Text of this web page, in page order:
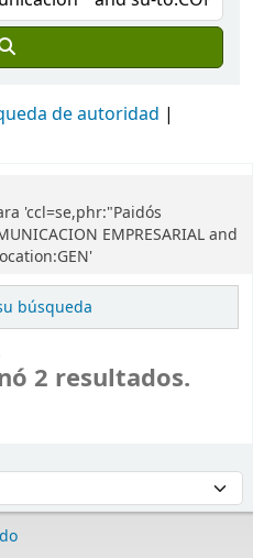
de autoridad
'ccl=se,phr:"Paidós
EMPRESARIAL and
búsqueda
2 resultados.